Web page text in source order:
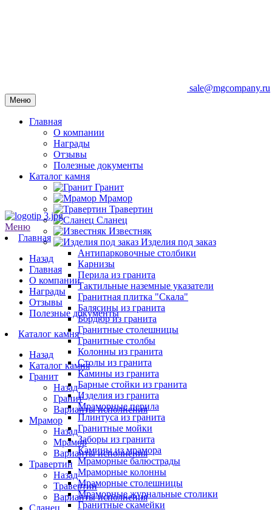
sale@mgcompany.ru
Меню
Главная
О компании
Награды
Отзывы
Полезные документы
Каталог камня
Гранит
Мрамор
Травертин
Сланец
Известняк
Изделия под заказ
Антипарковочные столбики
Карнизы
Перила из гранита
Тактильные наземные указатели
Гранитная плитка "Скала"
Балясины из гранита
Бордюр из гранита
Гранитные столешницы
Гранитные столбы
Колонны из гранита
Столы из гранита
Камины из гранита
Барные стойки из гранита
Изделия из гранита
Мраморные перила
Плинтуса из гранита
Гранитные мойки
Заборы из гранита
Камины из мрамора
Мраморные балюстрады
Мраморные колонны
Мраморные столешницы
Мраморные журнальные столики
Гранитные скамейки
Меню
Главная
Назад
Главная
О компании
Награды
Отзывы
Полезные документы
Каталог камня
Назад
Каталог камня
Гранит
Назад
Гранит
Варианты исполнения
Мрамор
Назад
Мрамор
Варианты исполнения
Травертин
Назад
Травертин
Варианты исполнения
Сланец